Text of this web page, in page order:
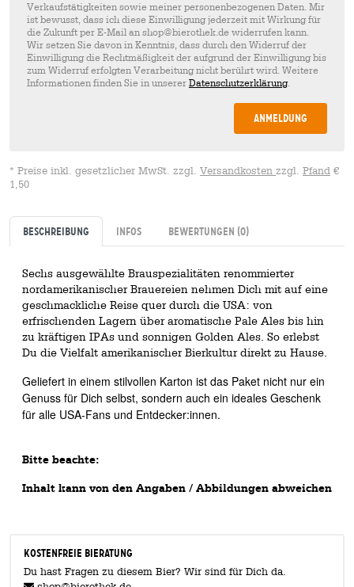
Verkaufstätigkeiten sowie meiner personenbezogenen Daten. Mir
ist bewusst, dass ich diese Einwilligung jederzeit mit Wirkung für
die Zukunft per E-Mail an shop@bierothek.de widerrufen kann.
Wir setzen Sie davon in Kenntnis, dass durch den Widerruf der
Einwilligung die Rechtmäßigkeit der aufgrund der Einwilligung bis
zum Widerruf erfolgten Verarbeitung nicht berührt wird. Weitere
Informationen finden Sie in unserer Datenschutzerklärung.
Anmeldung
* Preise inkl. gesetzlicher MwSt. zzgl. Versandkosten zzgl. Pfand €
1,50
Beschreibung Infos Bewertungen (0)
Sechs ausgewählte Brauspezialitäten renommierter
nordamerikanischer Brauereien nehmen Dich mit auf eine
geschmackliche Reise quer durch die USA: von
erfrischenden Lagern über aromatische Pale Ales bis hin
zu kräftigen IPAs und sonnigen Golden Ales. So erlebst
Du die Vielfalt amerikanischer Bierkultur direkt zu Hause.
Geliefert in einem stilvollen Karton ist das Paket nicht nur ein
Genuss für Dich selbst, sondern auch ein ideales Geschenk
für alle USA-Fans und Entdecker:innen.
Bitte beachte:
Inhalt kann von den Angaben / Abbildungen abweichen
KOSTENFREIE BIERATUNG
Du hast Fragen zu diesem Bier? Wir sind für Dich da.